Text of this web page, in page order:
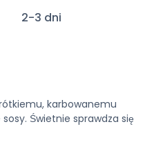
2-3 dni
karbowanemu
Świetnie sprawdza się